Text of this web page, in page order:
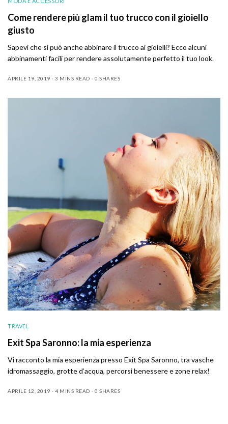
Come rendere più glam il tuo trucco con il gioiello
giusto
Sapevi che si può anche abbinare il trucco ai gioielli? Ecco alcuni
abbinamenti facili per rendere assolutamente perfetto il tuo look.
APRILE 19, 2019 3 MINS READ 0 SHARES
TRAVEL
Exit Spa Saronno: la mia esperienza
Vi racconto la mia esperienza presso Exit Spa Saronno, tra vasche
idromassaggio, grotte d’acqua, percorsi benessere e zone relax!
APRILE 12, 2019 4 MINS READ 0 SHARES